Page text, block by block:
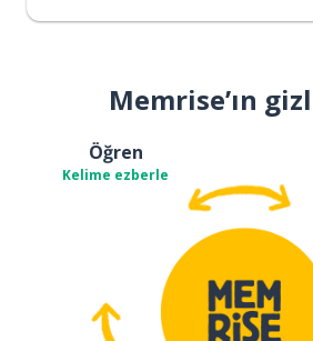
Memrise’ın
Öğren
Kelime ezberle